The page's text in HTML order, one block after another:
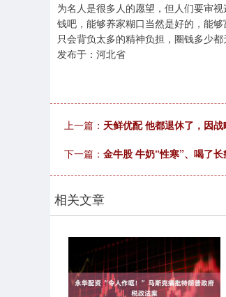
为名人是很多人的愿望，但人们要审
钱吧，能够养家糊口当然是好的，能
只会背负太多的精神负担，圈钱多少
发布于：河北省
上一篇： 天鲜优配 他都退休了，因
下一篇： 金牛股 牛奶“性寒”、喝了
相关文章